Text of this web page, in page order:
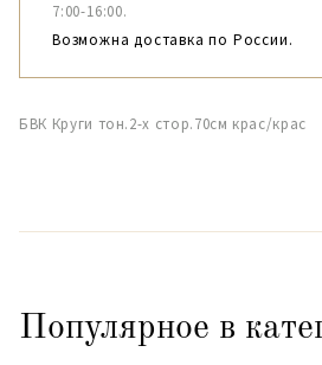
7:00-16:00.
Возможна доставка по России.
БВК Круги тон.2-х стор.70см крас/крас
Популярное в